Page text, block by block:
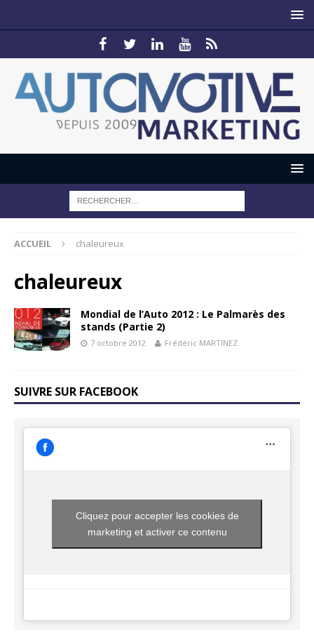
ACCUEIL chaleureux
chaleureux
Mondial de l’Auto 2012 : Le Palmarès des
stands (Partie 2)
7 octobre 2012 Frédéric MARTINEZ
SUIVRE SUR FACEBOOK
Cliquez pour accepter les cookies de
marketing et activer ce contenu